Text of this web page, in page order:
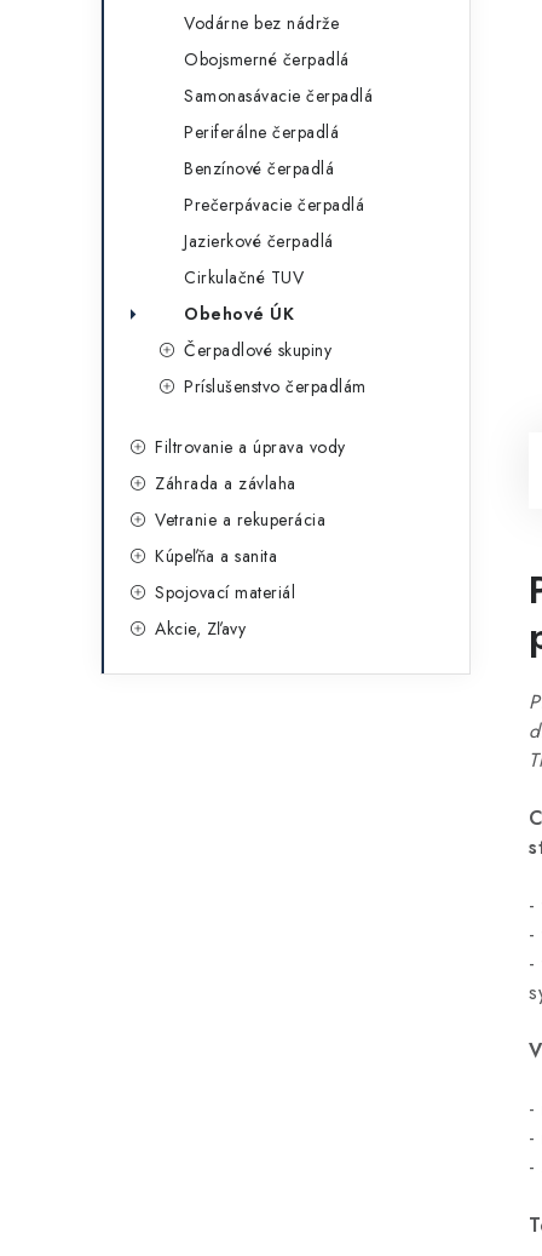
Vodárne bez nádrže
Obojsmerné čerpadlá
Samonasávacie čerpadlá
Periferálne čerpadlá
Benzínové čerpadlá
Prečerpávacie čerpadlá
Jazierkové čerpadlá
Cirkulačné TUV
Obehové ÚK
Čerpadlové skupiny
Príslušenstvo čerpadlám
Filtrovanie a úprava vody
Záhrada a závlaha
Vetranie a rekuperácia
Kúpeľňa a sanita
Spojovací materiál
Akcie, Zľavy
-
-
-
-
-
-